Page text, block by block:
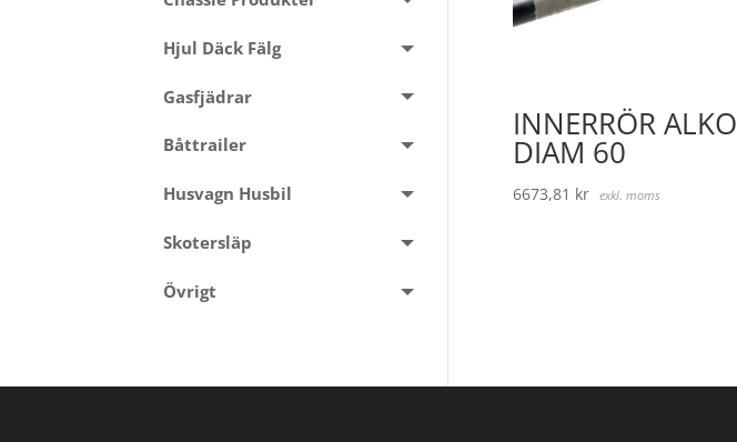
INNERRÖR ALKO
DIAM 60
6673,81 kr exkl. moms
Hjul Däck Fälg
Gasfjädrar
Båttrailer
Husvagn Husbil
Skotersläp
Övrigt